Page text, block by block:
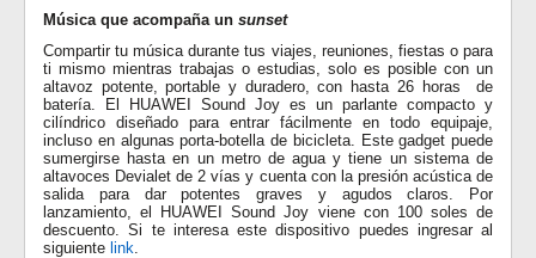
Música que acompaña un sunset
Compartir tu música durante tus viajes, reuniones, fiestas o para
ti mismo mientras trabajas o estudias, solo es posible con un
altavoz potente, portable y duradero, con hasta 26 horas de
batería. El HUAWEI Sound Joy es un parlante compacto y
cilíndrico diseñado para entrar fácilmente en todo equipaje,
incluso en algunas porta-botella de bicicleta. Este gadget puede
sumergirse hasta en un metro de agua y tiene un sistema de
altavoces Devialet de 2 vías y cuenta con la presión acústica de
salida para dar potentes graves y agudos claros. Por
lanzamiento, el HUAWEI Sound Joy viene con 100 soles de
descuento.Si te interesa este dispositivo puedes ingresar al
siguiente link